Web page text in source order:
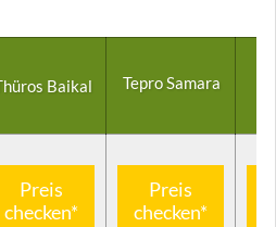
Baikal Tepro Samara
Preis
checken*
Preis
checken*